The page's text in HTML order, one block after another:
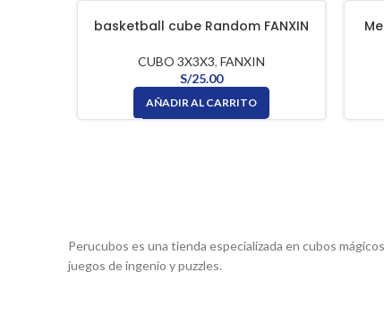
basketball cube Random FANXIN
CUBO 3X3X3, FANXIN
S/25.00
AÑADIR AL CARRITO
Perucubos es una tienda especializada en cubos
juegos de ingenio y puzzles.